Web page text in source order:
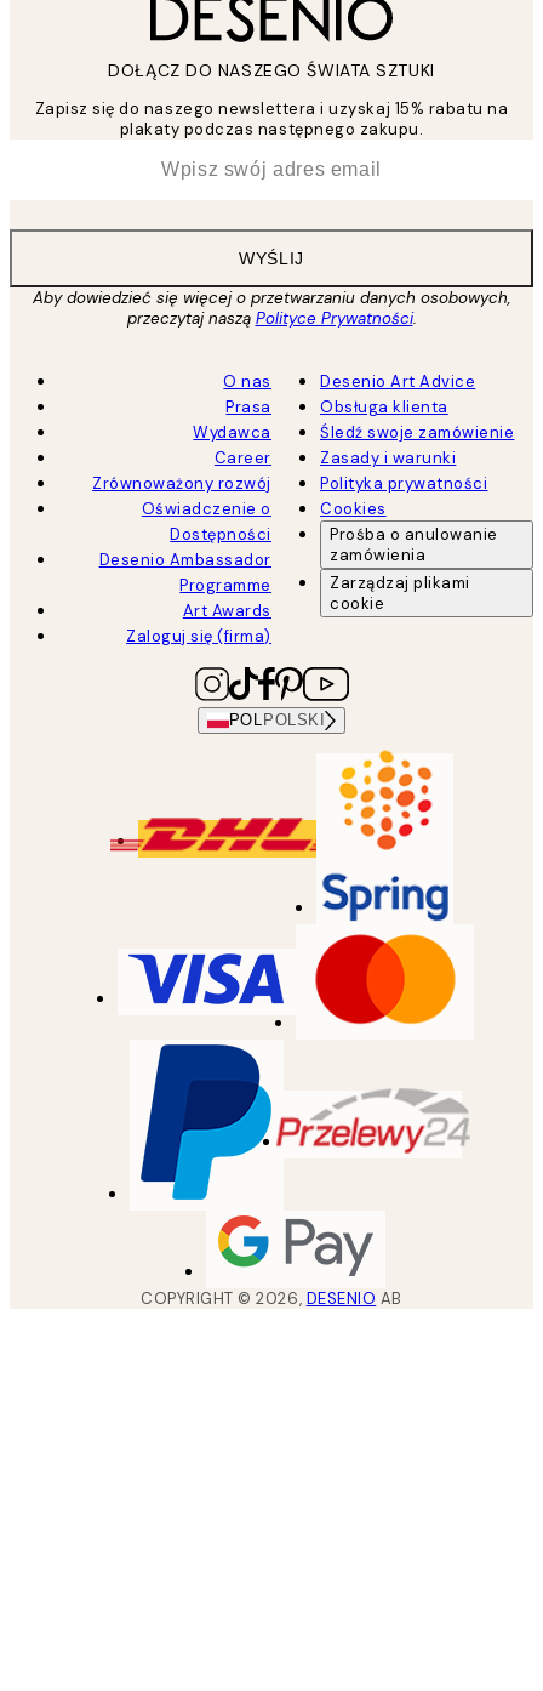
DOŁĄCZ DO NASZEGO ŚWIATA SZTUKI
Zapisz się do naszego newslettera i uzyskaj 15% rabatu na
plakaty podczas następnego zakupu.
WYŚLIJ
Aby dowiedzieć się więcej o przetwarzaniu danych osobowych,
przeczytaj naszą Polityce Prywatności.
O nas
Prasa
Wydawca
Career
Zrównoważony rozwój
Oświadczenie o
Dostępności
Desenio Ambassador
Programme
Art Awards
Zaloguj się (firma)
Desenio Art Advice
Obsługa klienta
Śledź swoje zamówienie
Zasady i warunki
Polityka prywatności
Cookies
Prośba o anulowanie
zamówienia
Zarządzaj plikami
cookie
POL POLSKI
COPYRIGHT ©2026, DESENIO AB